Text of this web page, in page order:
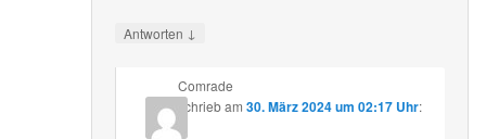
Antworten ↓
Comrade
schriebam 30. März 2024 um 02:17 Uhr: